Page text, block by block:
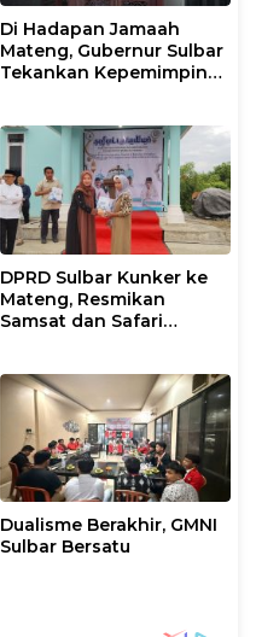
Di Hadapan Jamaah
Mateng, Gubernur Sulbar
Tekankan Kepemimpinan
DPRD Sulbar Kunker ke
Mateng, Resmikan
Samsat dan Safari
Dualisme Berakhir, GMNI
Sulbar Bersatu